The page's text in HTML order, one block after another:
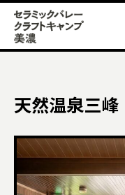
天然温泉三峰